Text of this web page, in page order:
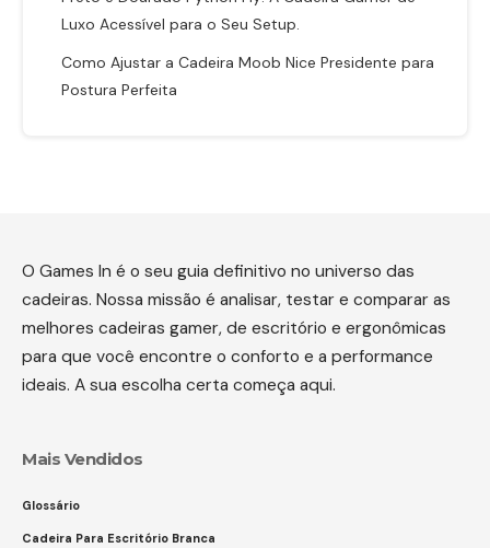
Luxo Acessível para o Seu Setup.
Como Ajustar a Cadeira Moob Nice Presidente para
Postura Perfeita
O Games In é o seu guia definitivo no universo das
cadeiras. Nossa missão é analisar, testar e comparar as
melhores cadeiras gamer, de escritório e ergonômicas
para que você encontre o conforto e a performance
ideais. A sua escolha certa começa aqui.
Mais Vendidos
Glossário
Cadeira Para Escritório Branca